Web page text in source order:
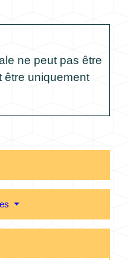
ne peut pas être
être uniquement